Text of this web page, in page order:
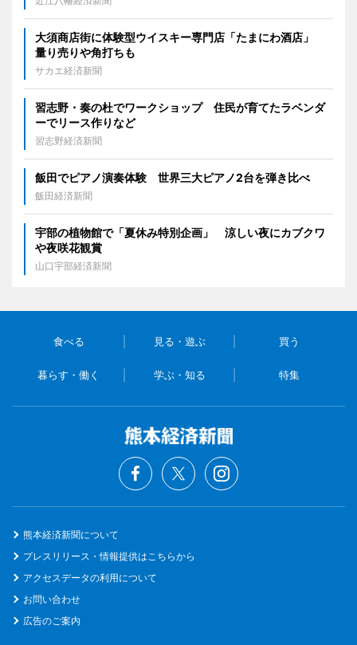
大須商店街に体験型ウイスキー専門店「たまにわ酒店」
量り売りや角打ちも
サカエ経済新聞
習志野・奏の杜でワークショップ 住民が育てたラベンダ
ーでリース作りなど
習志野経済新聞
飯田でピアノ演奏体験 世界三大ピアノ2台を弾き比べ
飯田経済新聞
宇部の植物館で「夏休み特別企画」 涼しい夜にカブクワ
や夜咲花観賞
山口宇部経済新聞
食べる 見る・遊ぶ 買う
暮らす・働く 学ぶ・知る 特集
熊本経済新聞について
プレスリリース・情報提供はこちらから
アクセスデータの利用について
お問い合わせ
広告のご案内